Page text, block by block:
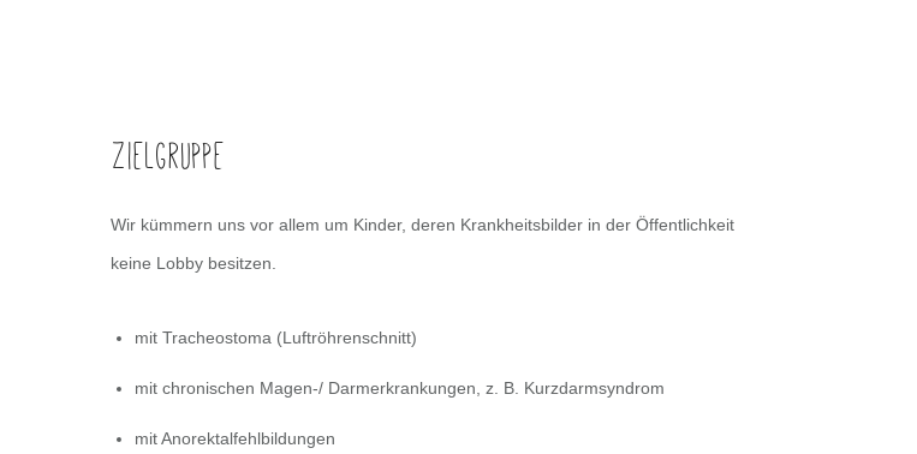
Zielgruppe
Wir kümmern uns vor allem um Kinder, deren Krankheitsbilder in der Öffentlichkeit
keine Lobby besitzen.
mit Tracheostoma (Luftröhrenschnitt)
mit chronischen Magen-/ Darmerkrankungen, z. B. Kurzdarmsyndrom
mit Anorektalfehlbildungen